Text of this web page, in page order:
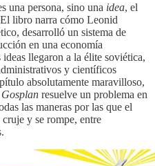
una persona, sino una idea, el
libro narra cómo Leonid
desarrolló un sistema de
en una economía
llegaron a la élite soviética,
y científicos
absolutamente maravilloso,
Gosplan resuelve un problema en
las maneras por las que el
y se rompe, entre